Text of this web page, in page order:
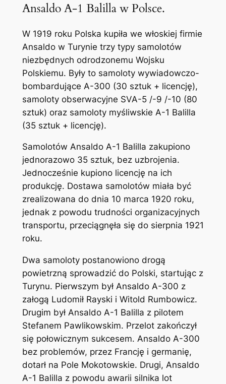
Ansaldo A-1 Balilla w Polsce.
W 1919 roku Polska kupiła we włoskiej firmie
Ansaldo w Turynie trzy typy samolotów
niezbędnych odrodzonemu Wojsku
Polskiemu. Były to samoloty wywiadowczo-
bombardujące A-300 (30 sztuk + licencję),
samoloty obserwacyjne SVA-5 /-9 /-10 (80
sztuk) oraz samoloty myśliwskie A-1 Balilla
(35 sztuk + licencję).
Samolotów Ansaldo A-1 Balilla zakupiono
jednorazowo 35 sztuk, bez uzbrojenia.
Jednocześnie kupiono licencję na ich
produkcję. Dostawa samolotów miała być
zrealizowana do dnia 10 marca 1920 roku,
jednak z powodu trudności organizacyjnych
transportu, przeciągnęła się do sierpnia 1921
roku.
Dwa samoloty postanowiono drogą
powietrzną sprowadzić do Polski, startując z
Turynu. Pierwszym był Ansaldo A-300 z
załogą Ludomił Rayski i Witold Rumbowicz.
Drugim był Ansaldo A-1 Balilla z pilotem
Stefanem Pawlikowskim. Przelot zakończył
się połowicznym sukcesem. Ansaldo A-300
bez problemów, przez Francję i germanię,
dotarł na Pole Mokotowskie. Drugi, Ansaldo
A-1 Balilla z powodu awarii silnika lot